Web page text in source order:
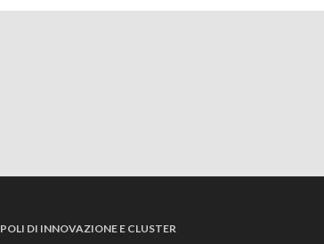
POLI DI INNOVAZIONE E CLUSTER